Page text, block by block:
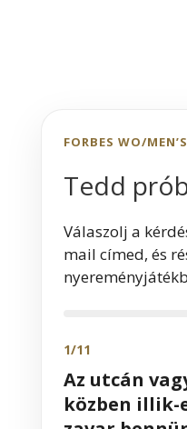
FORBES WO/
Tedd
Válaszolj a
mail címed, és
1/11
Az utcán
közben illik-